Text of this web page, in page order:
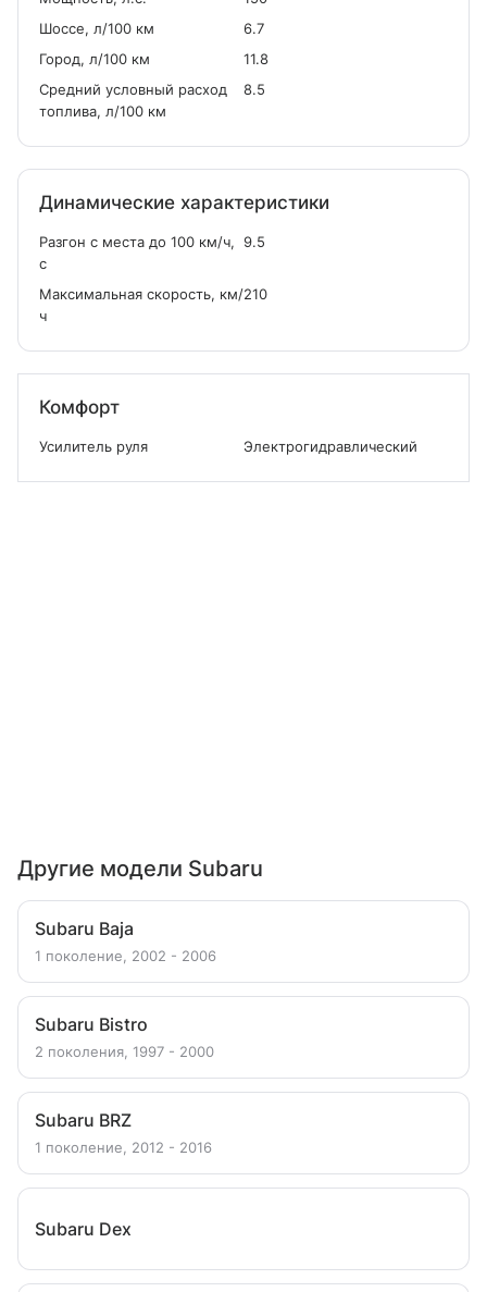
Шоссе, л/100 км
6.7
Город, л/100 км
11.8
Средний условный расход
топлива, л/100 км
8.5
Динамические характеристики
Разгон с места до 100 км/ч,
с
9.5
Максимальная скорость, км/
ч
210
Комфорт
Усилитель руля Электрогидравлический
Другие модели Subaru
Subaru Baja
1 поколение, 2002 - 2006
Subaru Bistro
2 поколения, 1997 - 2000
Subaru BRZ
1 поколение, 2012 - 2016
Subaru Dex